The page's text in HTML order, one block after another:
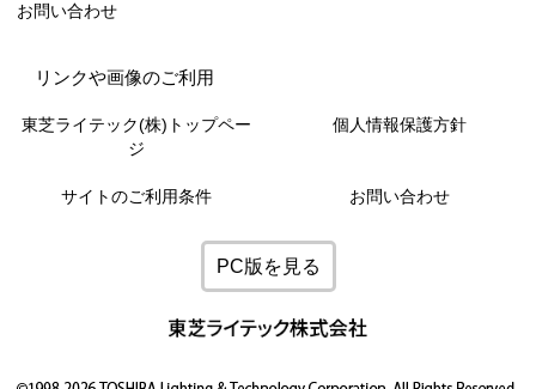
お問い合わせ
リンクや画像のご利用
東芝ライテック(株)トップペー
ジ
個人情報保護方針
サイトのご利用条件 お問い合わせ
PC版を見る